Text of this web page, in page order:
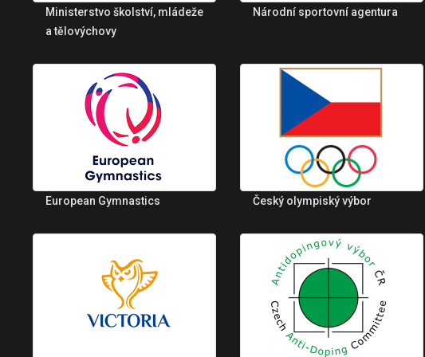
Ministerstvo školství, mládeže
a tělovýchovy
Národní sportovní agentura
European Gymnastics Český olympiský výbor